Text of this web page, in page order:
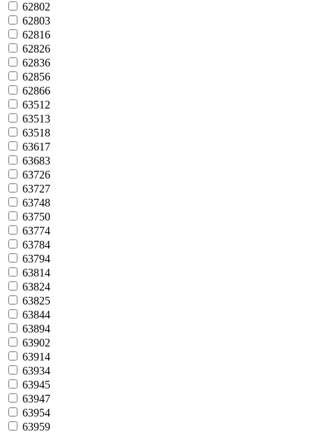
62802
62803
62816
62826
62836
62856
62866
63512
63513
63518
63617
63683
63726
63727
63748
63750
63774
63784
63794
63814
63824
63825
63844
63894
63902
63914
63934
63945
63947
63954
63959